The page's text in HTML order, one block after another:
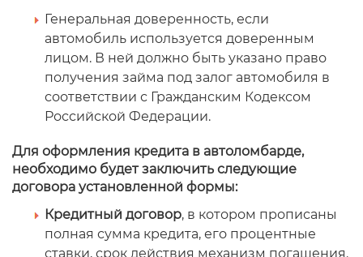
Генеральная доверенность, если
автомобиль используется доверенным
лицом. В ней должно быть указано право
получения займа под залог автомобиля в
соответствии с Гражданским Кодексом
Российской Федерации.
Для оформления кредита в автоломбарде,
необходимо будет заключить следующие
договора установленной формы:
Кредитный договор, в котором прописаны
полная сумма кредита, его процентные
ставки, срок действия механизм погашения.